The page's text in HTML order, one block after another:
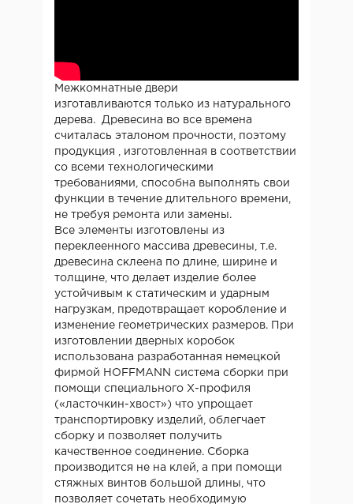
Межкомнатные двери
изготавливаются только из натурального
дерева. Древесина во все времена
считалась эталоном прочности, поэтому
продукция , изготовленная в соответствии
со всеми технологическими
требованиями, способна выполнять свои
функции в течение длительного времени,
не требуя ремонта или замены.
Все элементы изготовлены из
переклеенного массива древесины, т.е.
древесина склеена по длине, ширине и
толщине, что делает изделие более
устойчивым к статическим и ударным
нагрузкам, предотвращает коробление и
изменение геометрических размеров. При
изготовлении дверных коробок
использована разработанная немецкой
фирмой HOFFMANN система сборки при
помощи специального Х-профиля
(«ласточкин-хвост») что упрощает
транспортировку изделий, облегчает
сборку и позволяет получить
качественное соединение. Сборка
производится не на клей, а при помощи
стяжных винтов большой длины, что
позволяет сочетать необходимую